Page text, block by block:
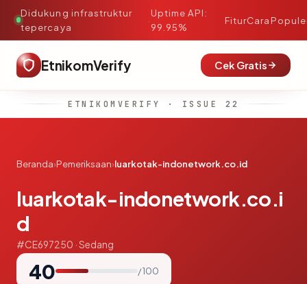
Didukung infrastruktur
tepercaya
·
Uptime API:
99.95%
FiturCara
EtnikomVerify Cek Gratis
ETNIKOMVERIFY · ISSUE 22
Beranda›Pemeriksaan›luarkotak-indonetwork.co.id
luarkotak-indonetwork.co.i
d
#CE697250 · Sedang
40 / 100